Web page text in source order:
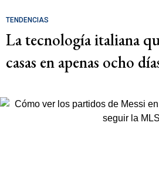
TENDENCIAS
La tecnología italiana
casas en apenas ocho